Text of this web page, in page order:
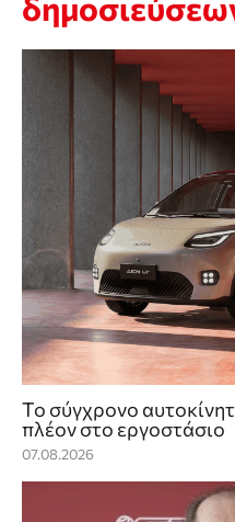
Το σύγχρονο
πλέον στο εργοστάσιο
07.08.2026